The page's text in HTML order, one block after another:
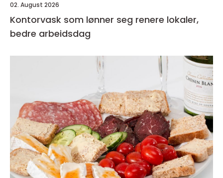
02. August 2026
Kontorvask som lønner seg renere lokaler,
bedre arbeidsdag